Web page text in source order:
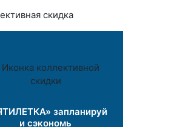
запланируй
и сэкономь